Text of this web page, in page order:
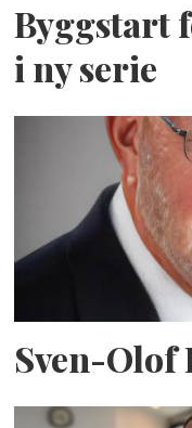
Byggstart
i ny serie
Sven-Olof